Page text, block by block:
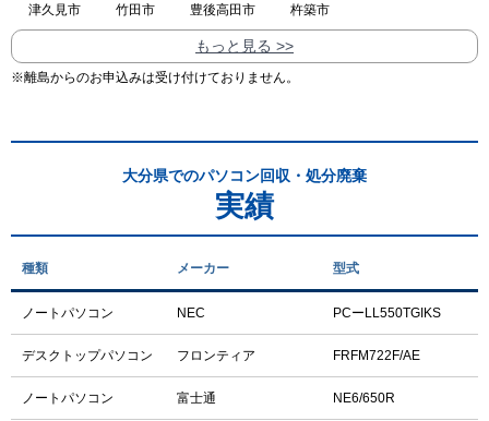
津久見市
竹田市 豊後高田市 杵築市
もっと見る >>
※離島からのお申込みは受け付けておりません。
大分県でのパソコン回収・処分廃棄
実績
種類 メーカー 型式
ノートパソコン NEC PCーLL550TGIKS
デスクトップパソコン フロンティア FRFM722F/AE
ノートパソコン 富士通 NE6/650R